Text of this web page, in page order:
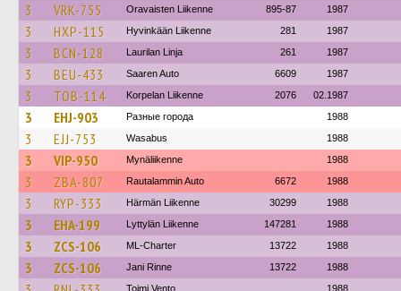
3 VRK-755 Oravaisten Liikenne 895-87 1987
3 HXP-115 Hyvinkään Liikenne 281 1987
3 BCN-128 Laurilan Linja 261 1987
3 BEU-433 Saaren Auto 6609 1987
3 TOB-114 Korpelan Liikenne 2076 02.1987
3 EHJ-903 Разные города 1988
3 EJJ-753 Wasabus 1988
3 VIP-950 Mynäliikenne 1988
3 ZBA-807 Rautalammin Auto 6672 1988
3 RYP-333 Härmän Liikenne 30299 1988
3 EHA-199 Lyttylän Liikenne 147281 1988
3 ZCS-106 ML-Charter 13722 1988
3 ZCS-106 Jani Rinne 13722 1988
Toimi Vento 1988